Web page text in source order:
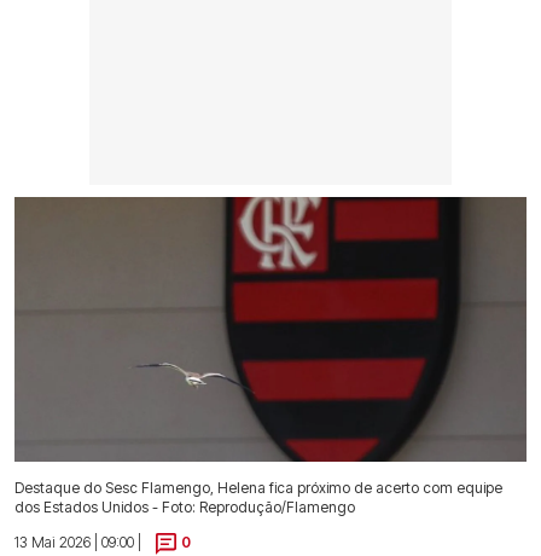
Destaque do Sesc Flamengo, Helena fica próximo de acerto com equipe
dos Estados Unidos - Foto: Reprodução/Flamengo
13 Mai 2026 | 09:00 |
0